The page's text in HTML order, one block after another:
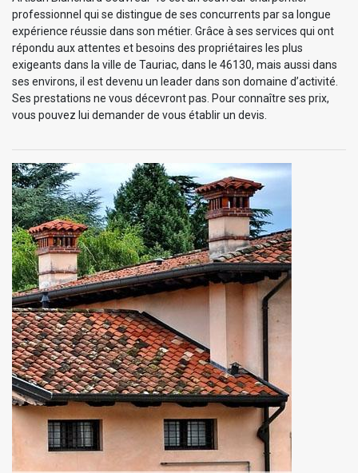
professionnel qui se distingue de ses concurrents par sa longue
expérience réussie dans son métier. Grâce à ses services qui ont
répondu aux attentes et besoins des propriétaires les plus
exigeants dans la ville de Tauriac, dans le 46130, mais aussi dans
ses environs, il est devenu un leader dans son domaine d’activité.
Ses prestations ne vous décevront pas. Pour connaître ses prix,
vous pouvez lui demander de vous établir un devis.